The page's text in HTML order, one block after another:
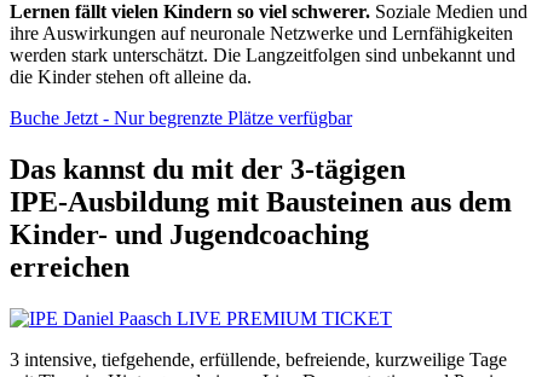
Lernen fällt vielen Kindern so viel schwerer. Soziale Medien und
ihre Auswirkungen auf neuronale Netzwerke und Lernfähigkeiten
werden stark unterschätzt. Die Langzeitfolgen sind unbekannt und
die Kinder stehen oft alleine da.
Buche Jetzt - Nur begrenzte Plätze verfügbar
Das kannst du mit der 3-tägigen
IPE-Ausbildung mit Bausteinen aus dem
Kinder- und Jugendcoaching
erreichen
3 intensive, tiefgehende, erfüllende, befreiende, kurzweilige Tage